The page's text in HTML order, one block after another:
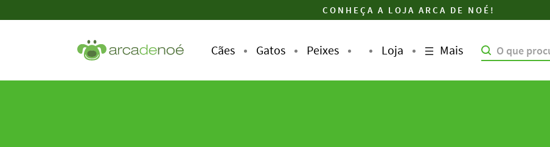
CONHEÇA A LOJA ARCA DE NOÉ!
Cães Gatos Peixes Loja Mais